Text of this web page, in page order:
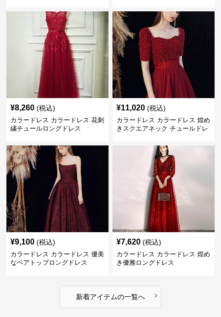
¥8,260 (税込)
カラードレス カラードレス 花刺
繍チュールロングドレス
¥11,020 (税込)
カラードレス カラードレス 煌め
きスクエアネック チュールドレ
¥9,100 (税込)
カラードレス カラードレス 優美
なベアトップロングドレス
¥7,620 (税込)
カラードレス カラードレス 煌め
き優雅ロングドレス
新着アイテムの一覧へ ›